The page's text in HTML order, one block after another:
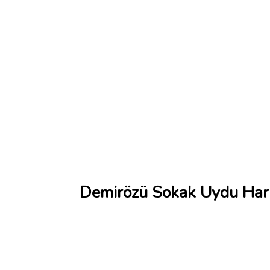
Demirözü Sokak Uydu